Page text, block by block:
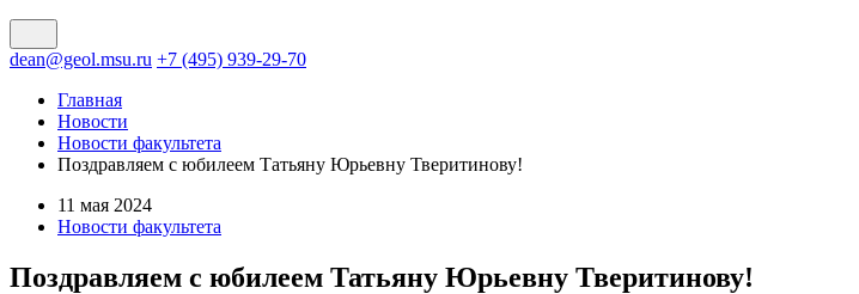
dean@geol.msu.ru +7 (495) 939-29-70
Главная
Новости
Новости факультета
Поздравляем с юбилеем Татьяну Юрьевну Тверитинову!
11 мая 2024
Новости факультета
Поздравляем с юбилеем Татьяну Юрьевну Тверитинову!